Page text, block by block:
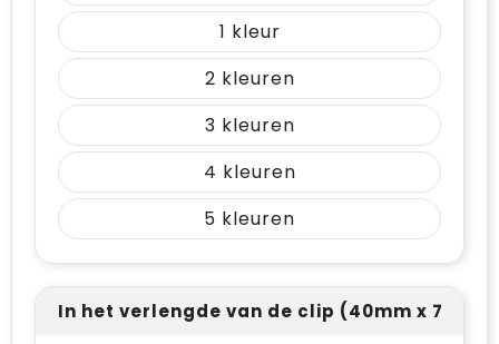
1
2
3
4
5
In het verlengde van de clip (40mm x 7mm)